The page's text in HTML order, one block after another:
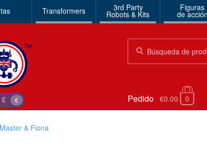
Transformers 3rd Party
Robots & Kits
Figuras
de acción
£ € Pedido €0.00 0
& Fiona